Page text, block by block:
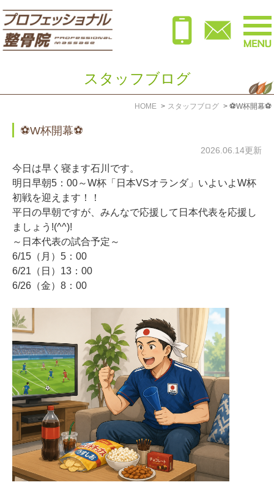
スタッフブログ
HOME スタッフブログ ⚽W杯開幕⚽
⚽W杯開幕⚽
2026.06.14更新
今日は早く寝ます石川です。
明日早朝5：00～W杯「日本VSオランダ」いよいよW杯
初戦を迎えます！！
平日の早朝ですが、みんなで応援して日本代表を応援し
ましょう!(^^)!
～日本代表の試合予定～
6/15（月）5：00
6/21（日）13：00
6/26（金）8：00